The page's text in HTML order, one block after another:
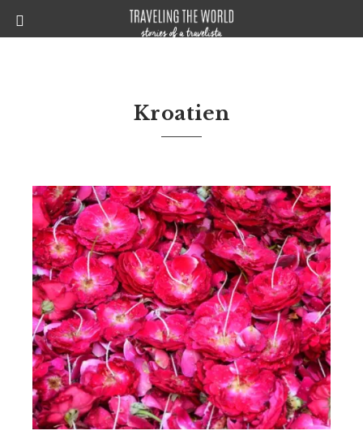
Kroatien